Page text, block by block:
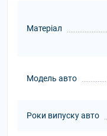
Матеріал
Модель авто
Роки випуску авто